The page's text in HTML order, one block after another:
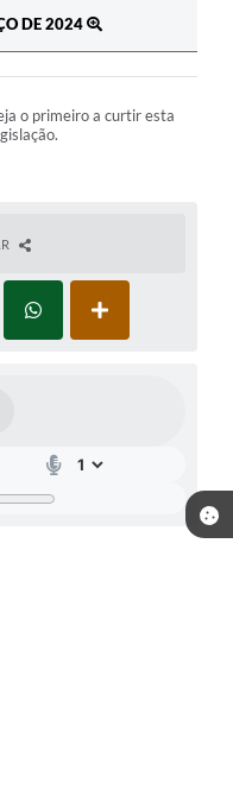
DE 2024
o primeiro a curtir esta